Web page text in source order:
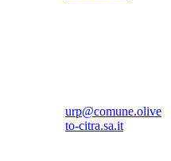
urp@comune.olive
to-citra.sa.it